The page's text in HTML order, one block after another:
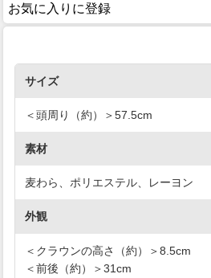
お気に入りに登録
サイズ
＜頭周り（約）＞57.5cm
素材
麦わら、ポリエステル、レーヨン
外観
＜クラウンの高さ（約）＞8.5cm
＜前後（約）＞31cm